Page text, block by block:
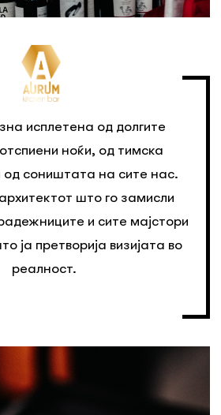
исплетена од долгите
ноќи, од тимска
од соништата на сите нас.
што го замисли
и сите мајстори
ја претворија визијата во
реалност.